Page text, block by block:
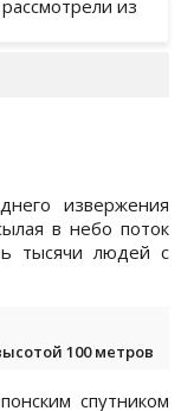
извержения
в небо поток
тысячи людей с
100 метров
спутником